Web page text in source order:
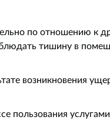
по отношению к
тишину в
возникновения
пользования